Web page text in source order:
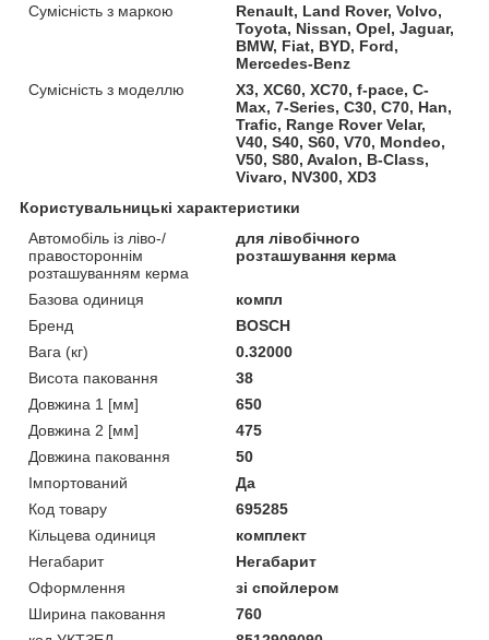
Сумісність з маркою
Renault, Land Rover, Volvo,
Toyota, Nissan, Opel, Jaguar,
BMW, Fiat, BYD, Ford,
Mercedes-Benz
Сумісність з моделлю
X3, XC60, XC70, f-pace, C-
Max, 7-Series, C30, C70, Han,
Trafic, Range Rover Velar,
V40, S40, S60, V70, Mondeo,
V50, S80, Avalon, B-Class,
Vivaro, NV300, XD3
Користувальницькі характеристики
Автомобіль із ліво-/
правостороннім
розташуванням керма
для лівобічного
розташування керма
Базова одиниця
компл
Бренд
BOSCH
Вага (кг)
0.32000
Висота паковання
38
Довжина 1 [мм]
650
Довжина 2 [мм]
475
Довжина паковання
50
Імпортований
Да
Код товару
695285
Кільцева одиниця
комплект
Негабарит
Негабарит
Оформлення
зі спойлером
Ширина паковання
760